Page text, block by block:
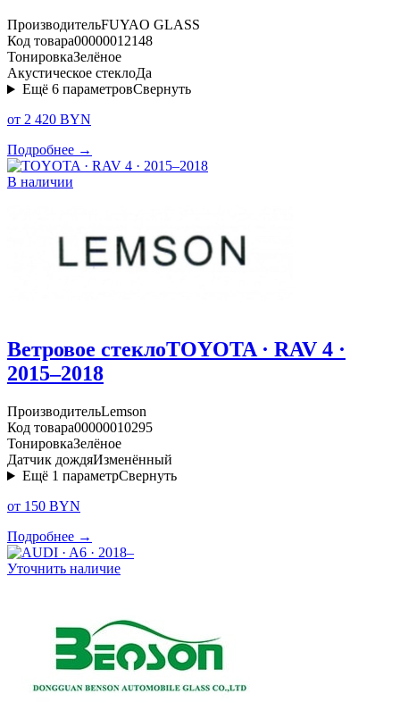
ПроизводительFUYAO GLASS
Код товара00000012148
ТонировкаЗелёное
Акустическое стеклоДа
Ещё 6 параметровСвернуть
от 2 420 BYN
Подробнее →
В наличии
Ветровое стеклоTOYOTA · RAV 4 ·
2015–2018
ПроизводительLemson
Код товара00000010295
ТонировкаЗелёное
Датчик дождяИзменённый
Ещё 1 параметрСвернуть
от 150 BYN
Подробнее →
Уточнить наличие